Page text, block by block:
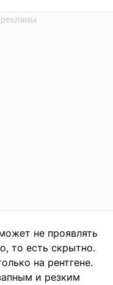
не проявлять
то есть скрытно.
на рентгене.
и резким